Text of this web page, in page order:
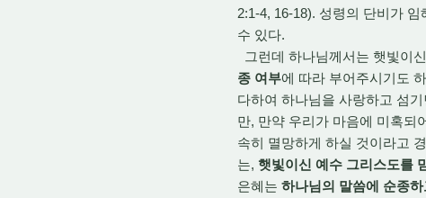
2:1-4, 16-18). 성령의 단비가
수 있다.
그런데 하나님께서는 햇빛이
종 여부에 따라 부어주시기도
다하여 하나님을 사랑하고 섬
만, 만약 우리가 마음에 미혹되
속히 멸망하게 하실 것이라고
는, 햇빛이신 예수 그리스도를
은혜는 하나님의 말씀에 순종